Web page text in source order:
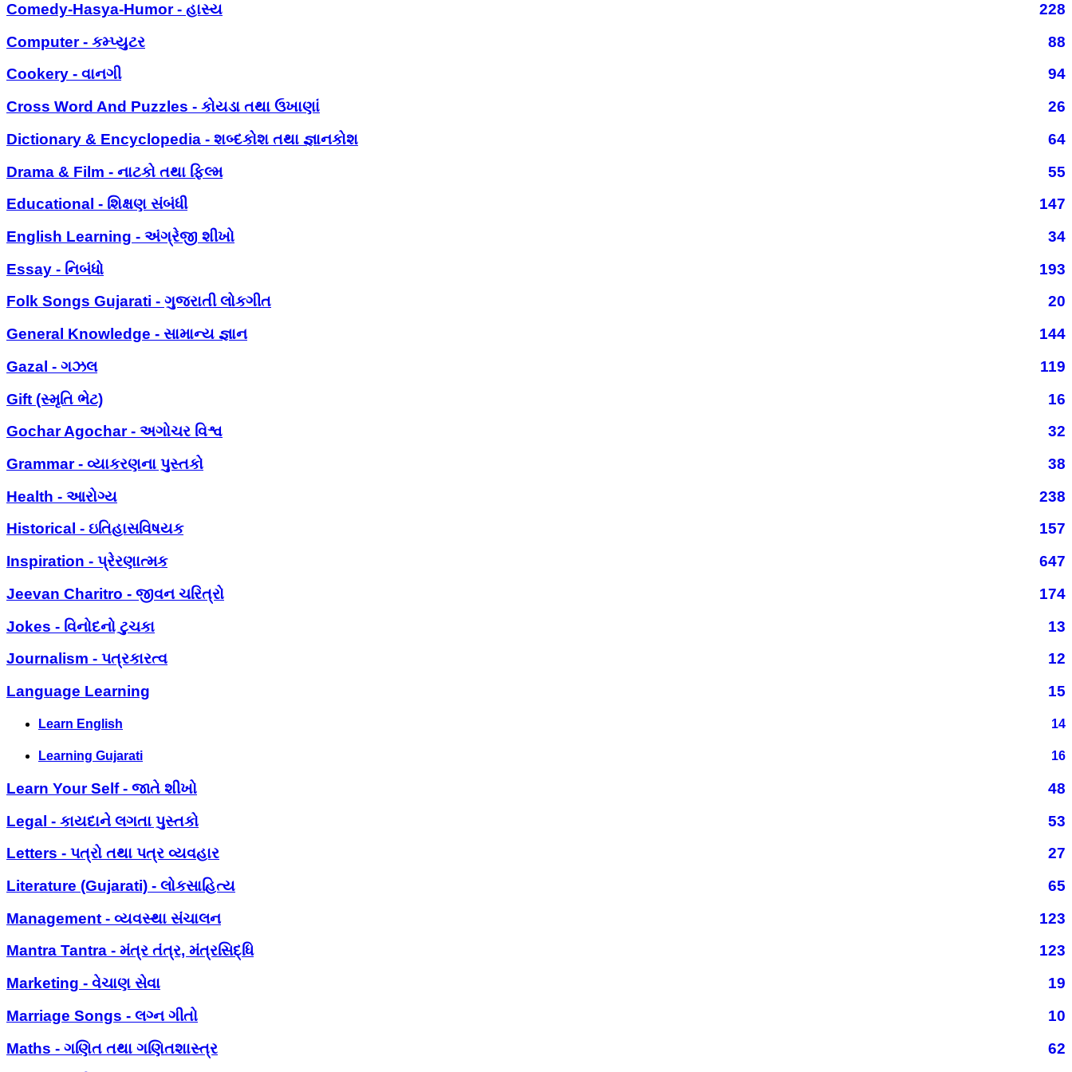
Comedy-Hasya-Humor - હાસ્ય
228
Computer - કમ્પ્યુટર
88
Cookery - વાનગી
94
Cross Word And Puzzles - કોયડા તથા ઉખાણાં
26
Dictionary & Encyclopedia - શબ્દકોશ તથા જ્ઞાનકોશ
64
Drama & Film - નાટકો તથા ફિલ્મ
55
Educational - શિક્ષણ સંબંધી
147
English Learning - અંગ્રેજી શીખો
34
Essay - નિબંધો
193
Folk Songs Gujarati - ગુજરાતી લોકગીત
20
General Knowledge - સામાન્ય જ્ઞાન
144
Gazal - ગઝલ
119
Gift (સ્મૃતિ ભેટ)
16
Gochar Agochar - અગોચર વિશ્વ
32
Grammar - વ્યાકરણના પુસ્તકો
38
Health - આરોગ્ય
238
Historical - ઇતિહાસવિષયક
157
Inspiration - પ્રેરણાત્મક
647
Jeevan Charitro - જીવન ચરિત્રો
174
Jokes - વિનોદનો ટુચકા
13
Journalism - પત્રકારત્વ
12
Language Learning
15
Learn English 14
Learning Gujarati 16
Learn Your Self - જાતે શીખો
48
Legal - કાયદાને લગતા પુસ્તકો
53
Letters - પત્રો તથા પત્ર વ્યવહાર
27
Literature (Gujarati) - લોકસાહિત્ય
65
Management - વ્યવસ્થા સંચાલન
123
Mantra Tantra - મંત્ર તંત્ર, મંત્રસિદ્ધિ
123
Marketing - વેચાણ સેવા
19
Marriage Songs - લગ્ન ગીતો
10
Maths - ગણિત તથા ગણિતશાસ્ત્ર
62